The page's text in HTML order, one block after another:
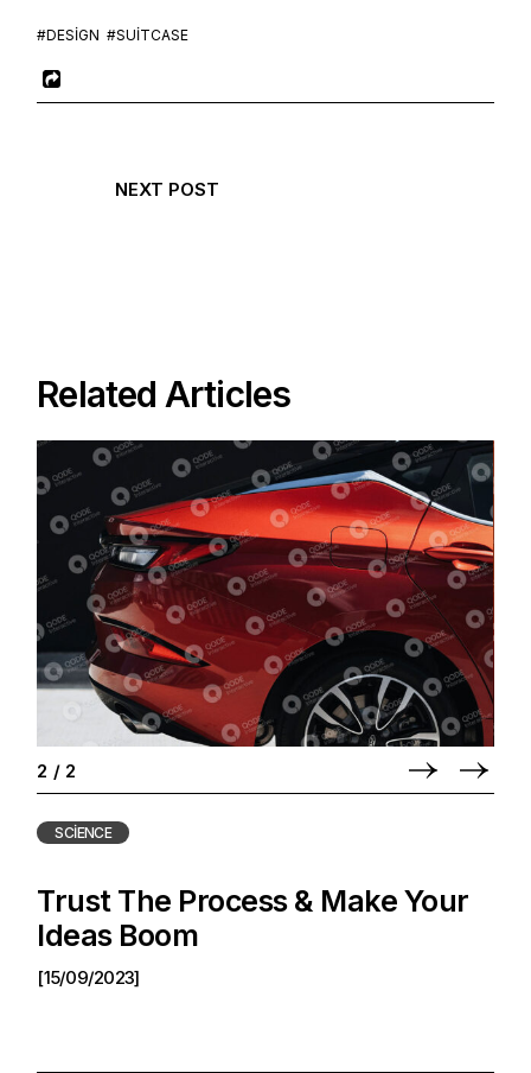
#DESIGN #SUITCASE
NEXT POST
Related Articles
2 / 2
SCIENCE
Trust The Process & Make Your
Ideas Boom
[15/09/2023]